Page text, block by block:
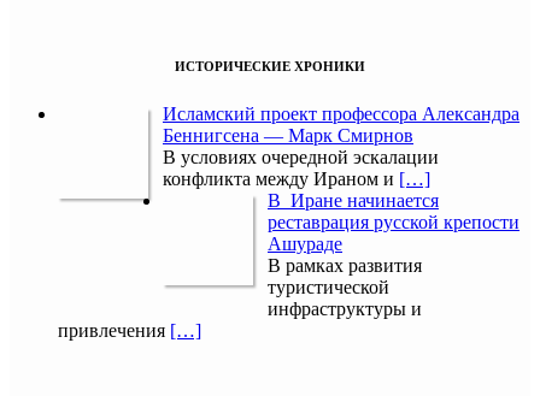
ИСТОРИЧЕСКИЕ ХРОНИКИ
Исламский проект профессора Александра
Беннигсена — Марк Смирнов
В условиях очередной эскалации
конфликта между Ираном и […]
В Иране начинается
реставрация русской крепости
Ашураде
В рамках развития
туристической
инфраструктуры и
привлечения […]